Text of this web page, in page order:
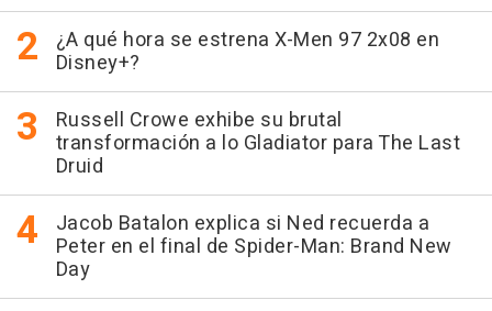
¿A qué hora se estrena X-Men 97 2x08 en
Disney+?
Russell Crowe exhibe su brutal
transformación a lo Gladiator para The Last
Druid
Jacob Batalon explica si Ned recuerda a
Peter en el final de Spider-Man: Brand New
Day